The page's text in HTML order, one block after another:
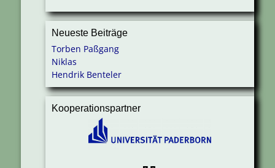
Neueste Beiträge
Torben Paßgang
Niklas
Hendrik Benteler
Kooperationspartner